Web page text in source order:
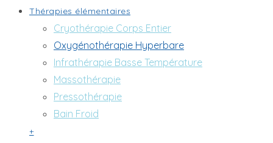
Thérapies élémentaires
Cryothérapie Corps Entier
Oxygénothérapie Hyperbare
Infrathérapie Basse Température
Massothérapie
Pressothérapie
Bain Froid
+